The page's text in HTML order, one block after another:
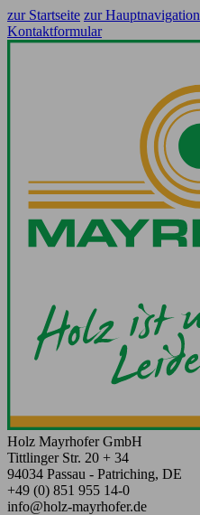
zur Startseite zur Hauptnavigation
Kontaktformular
Holz Mayrhofer GmbH
Tittlinger Str. 20 + 34
94034 Passau - Patriching, DE
+49 (0) 851 955 14-0
info@holz-mayrhofer.de